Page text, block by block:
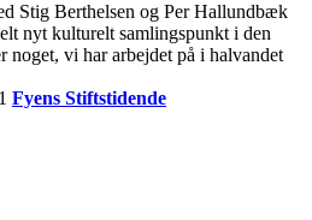
Stig Berthelsen og Per Hallundbæk
nyt kulturelt samlingspunkt i den
noget, vi har arbejdet på i halvandet
Fyens Stiftstidende